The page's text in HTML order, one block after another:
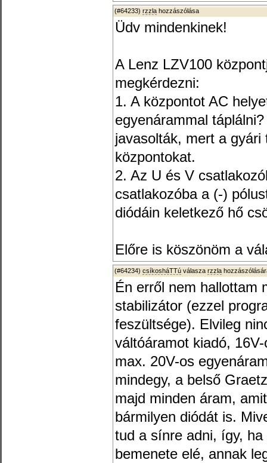
(#64233) rzzla hozzászólása
Üdv mindenkinek!
A Lenz LZV100
megkérdezni:
1. A központot AC
egyenárammal
javasolták, mert a
központokat.
2. Az U és V
csatlakozóba a (-)
diódáin keletkező hő
Előre is köszönöm a
(#64234) csíkosháTTú válasza rzzla
Én erről nem hallottam
stabilizátor (ezzel
feszültsége). Elvileg
váltóáramot kiadó,
max. 20V-os
mindegy, a belső
majd minden áram,
bármilyen diódát is.
tud a sínre adni, így,
bemenete elé, annak